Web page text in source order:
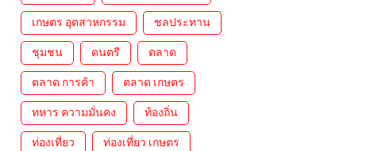
เกษตร อุตสาหกรรม ชลประทาน
ชุมชน ดนตรี ตลาด
ตลาด การค้า ตลาด เกษตร
ทหาร ความมั่นคง ท้องถิ่น
ท่องเที่ยว ท่องเที่ยว เกษตร